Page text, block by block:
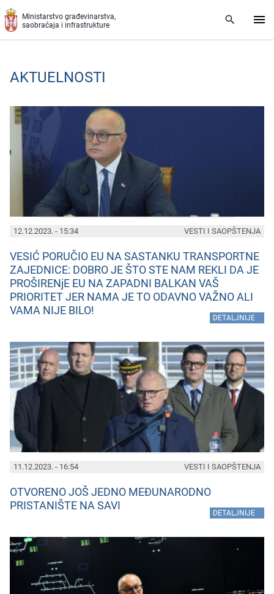
Preskoči na glavni deo sadržaja
Ministarstvo građevinarstva,
saobraćaja i infrastrukture
AKTUELNOSTI
12.12.2023. - 15:34
VESIĆ PORUČIO EU NA SASTANKU TRANSPORTNE
ZAJEDNICE: DOBRO JE ŠTO STE NAM REKLI DA JE
PROŠIRENjE EU NA ZAPADNI BALKAN VAŠ
PRIORITET JER NAMA JE TO ODAVNO VAŽNO ALI
VAMA NIJE BILO!
DETALJNIJE
VESTI I SAOPŠTENJA
11.12.2023. - 16:54
OTVORENO JOŠ JEDNO MEĐUNARODNO
PRISTANIŠTE NA SAVI
DETALJNIJE
VESTI I SAOPŠTENJA
PAGES